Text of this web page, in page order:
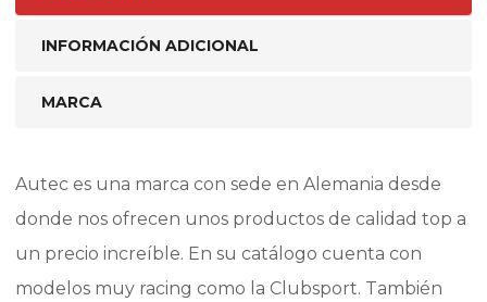
INFORMACIÓN ADICIONAL
MARCA
Autec es una marca con sede en Alemania desde
donde nos ofrecen unos productos de calidad top a
un precio increíble. En su catálogo cuenta con
modelos muy racing como la Clubsport. También